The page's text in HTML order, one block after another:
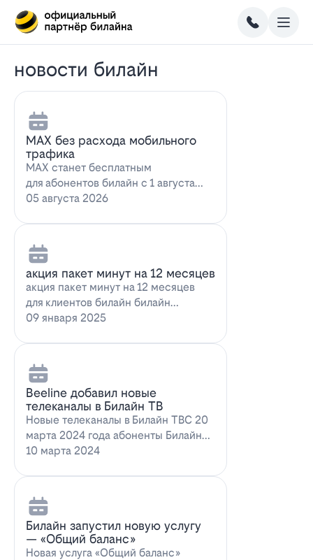
новости билайн
MAX без расхода мобильного
трафика
MAX станет бесплатным
для абонентов билайн с 1 августа
2026 года использование
05 августа 2026
акция пакет минут на 12 месяцев
акция пакет минут на 12 месяцев
для клиентов билайн билайн
запускает новое выгодное
09 января 2025
Beeline добавил новые
телеканалы в Билайн ТВ
Новые телеканалы в Билайн ТВС 20
марта 2024 года абоненты Билайн
ТВ получат возможность
10 марта 2024
Билайн запустил новую услугу
— «Общий баланс»
Новая услуга «Общий баланс»